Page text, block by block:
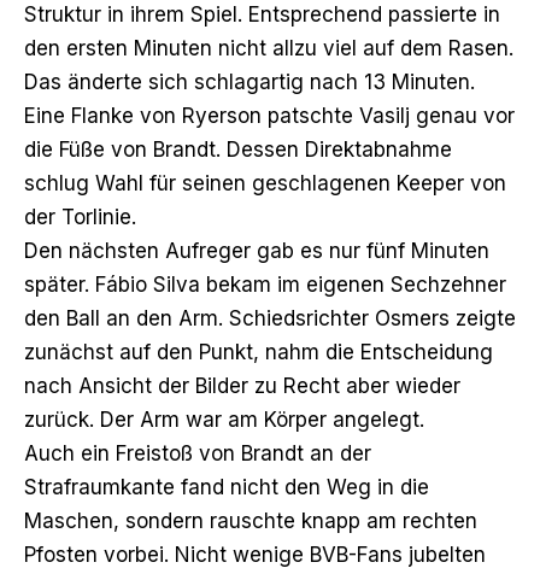
Struktur in ihrem Spiel. Entsprechend passierte in
den ersten Minuten nicht allzu viel auf dem Rasen.
Das änderte sich schlagartig nach 13 Minuten.
Eine Flanke von Ryerson patschte Vasilj genau vor
die Füße von Brandt. Dessen Direktabnahme
schlug Wahl für seinen geschlagenen Keeper von
der Torlinie.
Den nächsten Aufreger gab es nur fünf Minuten
später. Fábio Silva bekam im eigenen Sechzehner
den Ball an den Arm. Schiedsrichter Osmers zeigte
zunächst auf den Punkt, nahm die Entscheidung
nach Ansicht der Bilder zu Recht aber wieder
zurück. Der Arm war am Körper angelegt.
Auch ein Freistoß von Brandt an der
Strafraumkante fand nicht den Weg in die
Maschen, sondern rauschte knapp am rechten
Pfosten vorbei. Nicht wenige BVB-Fans jubelten